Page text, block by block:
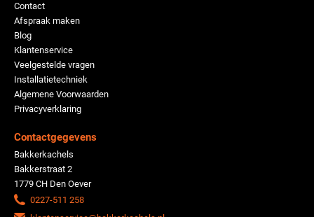
Contact
Afspraak maken
Blog
Klantenservice
Veelgestelde vragen
Installatietechniek
Algemene Voorwaarden
Privacyverklaring
Contactgegevens
Bakkerkachels
Bakkerstraat 2
1779 CH Den Oever
0227-511 258